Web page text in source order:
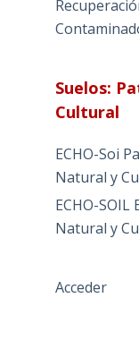
Suelos:
Cultural
ECHO-Soi
Natural y
ECHO-
Natural y
Acceder